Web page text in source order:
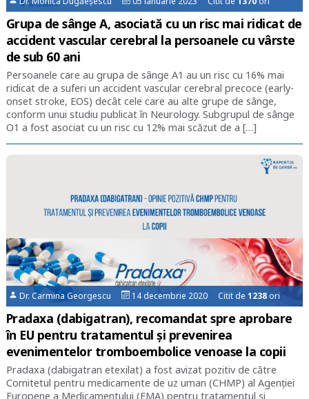
Grupa de sânge A, asociată cu un risc mai ridicat de
accident vascular cerebral la persoanele cu vârste
de sub 60 ani
Persoanele care au grupa de sânge A1 au un risc cu 16% mai
ridicat de a suferi un accident vascular cerebral precoce (early-
onset stroke, EOS) decât cele care au alte grupe de sânge,
conform unui studiu publicat în Neurology. Subgrupul de sânge
O1 a fost asociat cu un risc cu 12% mai scăzut de a […]
Dr. Carmina Georgescu 14 decembrie 2020 Citit de1238ori
Pradaxa (dabigatran), recomandat spre aprobare
în EU pentru tratamentul și prevenirea
evenimentelor tromboembolice venoase la copii
Pradaxa (dabigatran etexilat) a fost avizat pozitiv de către
Comitetul pentru medicamente de uz uman (CHMP) al Agenției
Europene a Medicamentului (EMA) pentru tratamentul și